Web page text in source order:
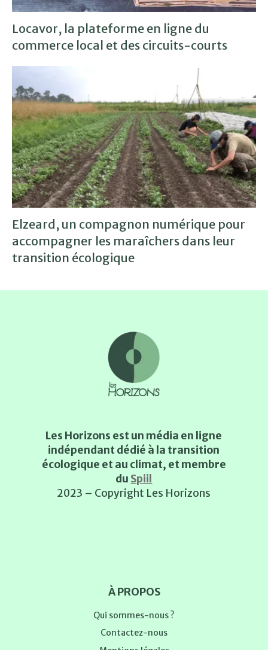
Locavor, la plateforme en ligne du
commerce local et des circuits-courts
Elzeard, un compagnon numérique pour
accompagner les maraîchers dans leur
transition écologique
Les Horizons est un média en ligne
indépendant dédié à la transition
écologique et au climat, et membre
du Spiil
2023 – Copyright Les Horizons
À PROPOS
Qui sommes-nous ?
Contactez-nous